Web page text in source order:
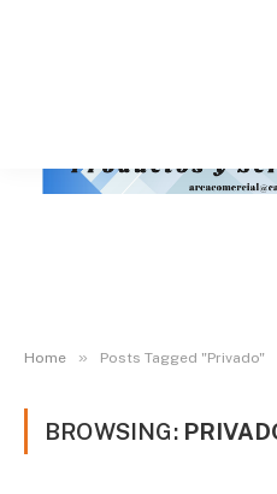
Home » Posts Tagged "Privado"
BROWSING: